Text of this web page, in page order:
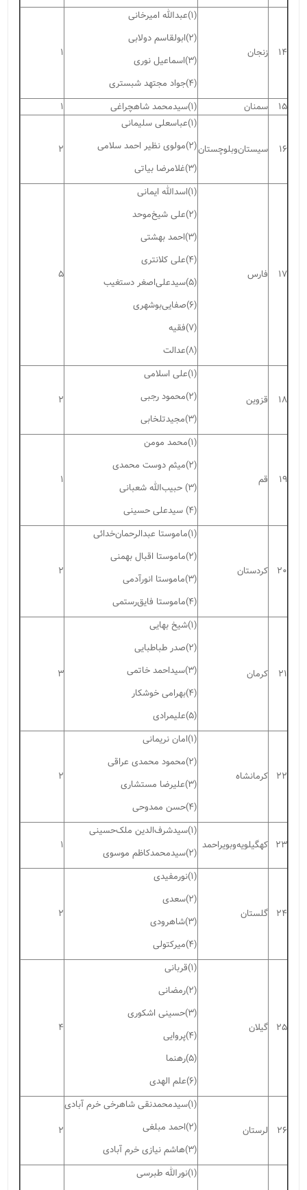
۱۴ زنجان
(۱)عبدالله امیرخانی
(۲)ابولقاسم دولابی
(۳)اسماعیل نوری
(۴)جواد مجتهد شبستری
۱
۱۵ سمنان (۱)سیدمحمد شاهچراغی ۱
۱۶ سیستان‌و‌بلوچستان
(۱)عباسعلی سلیمانی
(۲)مولوی نظیر احمد سلامی
(۳)غلامرضا بیاتی
۲
۱۷ فارس
(۱)اسدالله ایمانی
(۲)علی شیخ‌موحد
(۳)احمد بهشتی
(۴)علی کلانتری
(۵)سیدعلی‌اصغر دستغیب
(۶)صفایی‌بوشهری
(۷)فقیه
(۸)عدالت
۵
۱۸ قزوین
(۱)علی اسلامی
(۲)محمود رجبی
(۳)مجیدتلخابی
۲
۱۹ قم
(۱)محمد مومن
(۲)میثم دوست محمدی
(۳) حبیب‌الله شعبانی
(۴) سیدعلی حسینی
۱
۲۰ کردستان
(۱)ماموستا عبدالرحمان‌خدائی
(۲)ماموستا اقبال بهمنی
(۳)ماموستا انورآدمی
(۴)ماموستا فایق‌رستمی
۲
۲۱ کرمان
(۱)شیخ بهایی
(۲)صدر طباطبایی
(۳)سیداحمد خاتمی
(۴)بهرامی خوشکار
(۵)علیمرادی
۳
۲۲ کرمانشاه
(۱)امان نریمانی
(۲)محمود محمدی عراقی
(۳)علیرضا مستشاری
(۴)حسن ممدوحی
۲
۲۳ کهگیلویه‌‌وبویراحمد
(۱)سیدشرف‌الدین ملک‌حسینی
(۲)سیدمحمدکاظم موسوی‌
۱
۲۴ گلستان
(۱)نورمفیدی
(۲)سعدی
(۳)شاهرودی
(۴)میرکتولی
۲
۲۵ گیلان
(۱)قربانی
(۲)رمضانی
(۳)حسینی اشکوری
(۴)پروایی
(۵)رهنما
(۶)علم الهدی
۴
۲۶ لرستان
(۱)سیدمحمدنقی شاهرخی خرم آبادی
(۲)احمد مبلغی
(۳)هاشم نیازی خرم آبادی
۲
(۱)نورالله طبرسی